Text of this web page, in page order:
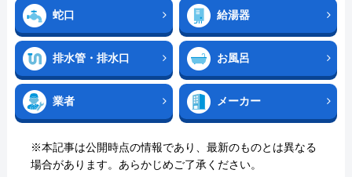
蛇口 給湯器
排水管・排水口 お風呂
業者 メーカー
※本記事は公開時点の情報であり、最新のものとは異なる
場合があります。あらかじめご了承ください。